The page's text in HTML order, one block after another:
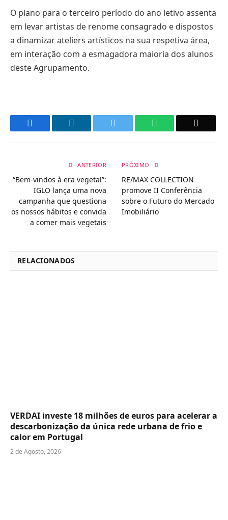
O plano para o terceiro período do ano letivo assenta
em levar artistas de renome consagrado e dispostos
a dinamizar ateliers artísticos na sua respetiva área,
em interação com a esmagadora maioria dos alunos
deste Agrupamento.
WhatsApp
ANTERIOR
“Bem-vindos à era vegetal”:
IGLO lança uma nova
campanha que questiona
os nossos hábitos e convida
a comer mais vegetais
PRÓXIMO
RE/MAX COLLECTION
promove II Conferência
sobre o Futuro do Mercado
Imobiliário
RELACIONADOS
VERDAI investe 18 milhões de euros para acelerar a
descarbonização da única rede urbana de frio e
calor em Portugal
2 de Agosto, 2026